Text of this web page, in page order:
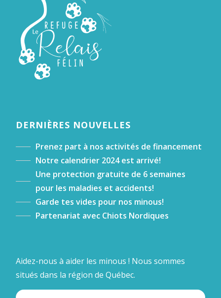
DERNIÈRES NOUVELLES
Prenez part à nos activités de financement
Notre calendrier 2024 est arrivé!
Une protection gratuite de 6 semaines
pour les maladies et accidents!
Garde tes vides pour nos minous!
Partenariat avec Chiots Nordiques
Aidez-nous à aider les minous ! Nous sommes
situés dans la région de Québec.